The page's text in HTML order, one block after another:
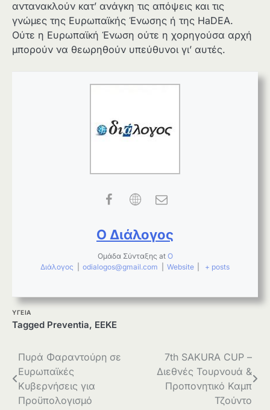
αντανακλούν κατ’ ανάγκη τις απόψεις και τις
γνώμες της Ευρωπαϊκής Ένωσης ή της HaDEA.
Ούτε η Ευρωπαϊκή Ένωση ούτε η χορηγούσα αρχή
μπορούν να θεωρηθούν υπεύθυνοι γι’ αυτές.
Ο Διάλογος
Ομάδα Σύνταξης at Ο
Διάλογος
odialogos@gmail.com Website + posts
ΥΓΕΙΑ
Tagged Preventia, ΕΕΚΕ
Πλοήγηση
άρθρων
Πυρά Φαραντούρη σε
Ευρωπαϊκές
Κυβερνήσεις για
Προϋπολογισμό
7th SAKURA CUP –
Διεθνές Τουρνουά &
Προπονητικό Καμπ
Τζούντο